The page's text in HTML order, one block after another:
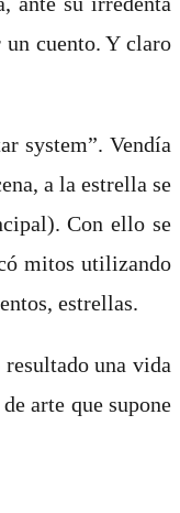
cuento. Y claro
system”. Vendía
a la estrella se
Con ello se
mitos utilizando
estrellas.
una vida
arte que supone